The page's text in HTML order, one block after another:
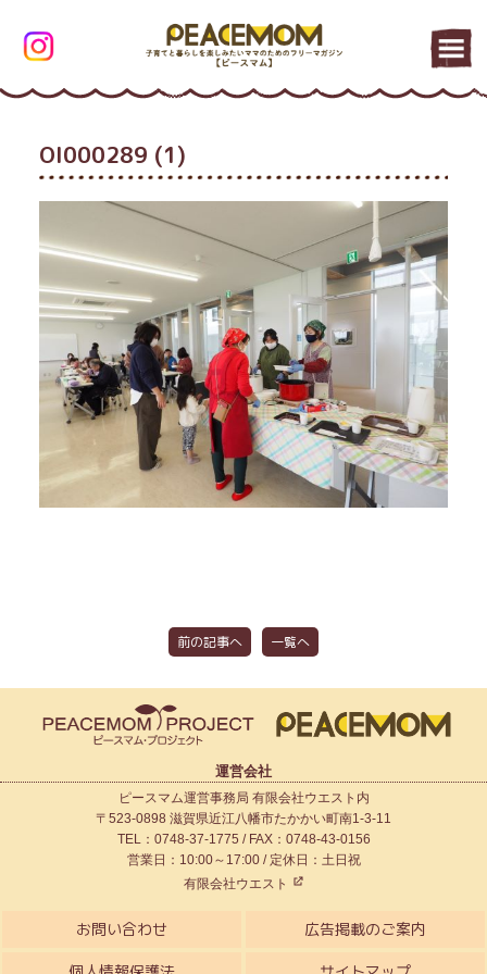
OI000289 (1)
前の記事へ 一覧へ
運営会社
ピースマム運営事務局 有限会社ウエスト内
〒523-0898 滋賀県近江八幡市たかかい町南1-3-11
TEL：0748-37-1775 / FAX：0748-43-0156
営業日：10:00～17:00 / 定休日：土日祝
有限会社ウエスト
お問い合わせ 広告掲載のご案内